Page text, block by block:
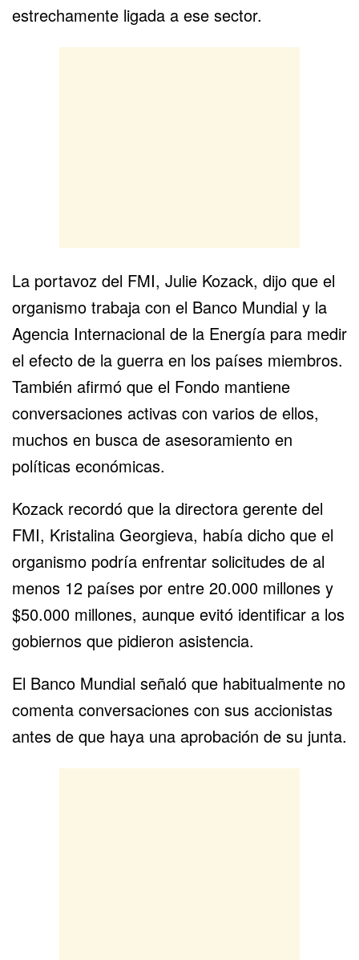
estrechamente ligada a ese sector.
La portavoz del FMI, Julie Kozack, dijo que el
organismo trabaja con el Banco Mundial y la
Agencia Internacional de la Energía para medir
el efecto de la guerra en los países miembros.
También afirmó que el Fondo mantiene
conversaciones activas con varios de ellos,
muchos en busca de asesoramiento en
políticas económicas.
Kozack recordó que la directora gerente del
FMI, Kristalina Georgieva, había dicho que el
organismo podría enfrentar solicitudes de al
menos 12 países por entre 20.000 millones y
$50.000 millones, aunque evitó identificar a los
gobiernos que pidieron asistencia.
El Banco Mundial señaló que habitualmente no
comenta conversaciones con sus accionistas
antes de que haya una aprobación de su junta.